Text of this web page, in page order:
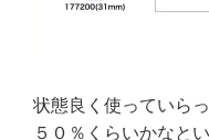
状態良く使っていら
５０％くらいかなと